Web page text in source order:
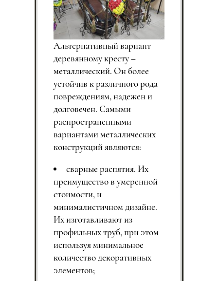
Альтернативный вариант
деревянному кресту –
металлический. Он более
устойчив к различного рода
повреждениям, надежен и
долговечен. Самыми
распространенными
вариантами металлических
конструкций являются:
сварные распятия. Их
преимущество в умеренной
стоимости, и
минималистичном дизайне.
Их изготавливают из
профильных труб, при этом
используя минимальное
количество декоративных
элементов;